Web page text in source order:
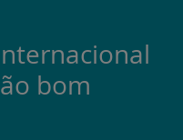
bom